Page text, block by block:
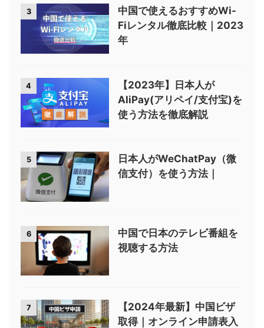
3
中国で使えるおすすめWi-
Fiレンタル徹底比較｜2023
年
4
【2023年】日本人が
AliPay(アリペイ/支付宝)を
使う方法を徹底解説
5
日本人がWeChatPay（微
信支付）を使う方法｜
6
中国で日本のテレビ番組を
視聴する方法
7
【2024年最新】中国ビザ
取得｜オンライン申請表入